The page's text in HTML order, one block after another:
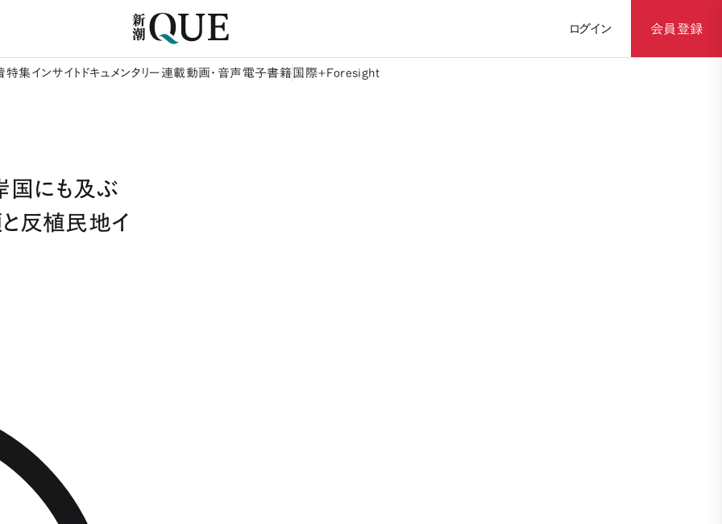
ログイン 会員登録
特集 インサイト ドキュメンタリー 連載動画・音声 電子書籍 国際+Foresight
国にも及ぶ
反植民地イ